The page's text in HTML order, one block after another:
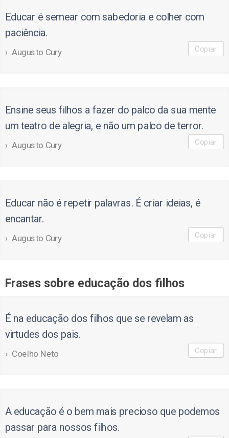
Educar é semear com sabedoria e colher com
paciência.
Augusto Cury Copiar
Ensine seus filhos a fazer do palco da sua mente
um teatro de alegria, e não um palco de terror.
Augusto Cury Copiar
Educar não é repetir palavras. É criar ideias, é
encantar.
Augusto Cury Copiar
Frases sobre educação dos filhos
É na educação dos filhos que se revelam as
virtudes dos pais.
Coelho Neto Copiar
A educação é o bem mais precioso que podemos
passar para nossos filhos.